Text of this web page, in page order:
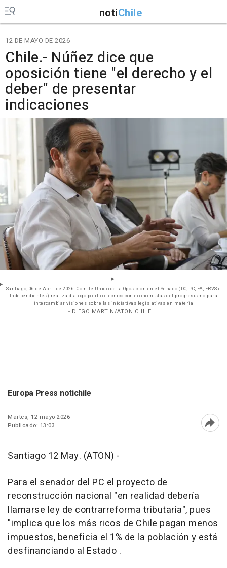
notiChile
12 DE MAYO DE 2026
Chile.- Núñez dice que
oposición tiene "el derecho y el
deber" de presentar
indicaciones
Santiago, 06 de Abril de 2026. Comite Unido de la Oposicion en el Senado (DC, PC, FA, FRVS e
Independientes) realiza dialogo politico-tecnico con economistas del progresismo para
intercambiar visiones sobre las iniciativas legislativas en materia
- DIEGO MARTIN/ATON CHILE
Europa Press notichile
Martes, 12 mayo 2026
Publicado: 13:03
Santiago 12 May. (ATON) -
Para el senador del PC el proyecto de
reconstrucción nacional "en realidad debería
llamarse ley de contrarreforma tributaria", pues
"implica que los más ricos de Chile pagan menos
impuestos, beneficia el 1% de la población y está
desfinanciando al Estado .